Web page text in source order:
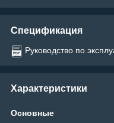
Спецификация
Руководство по
Характеристики
Основные